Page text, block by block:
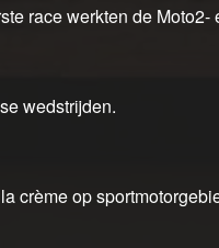
race werkten de
wedstrijden.
crème op